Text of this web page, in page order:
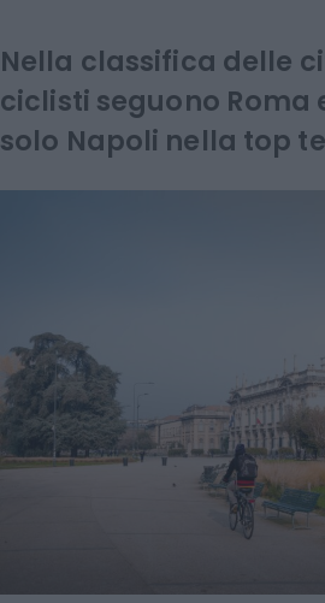
Nella classifica delle
ciclisti seguono Roma
solo Napoli nella top